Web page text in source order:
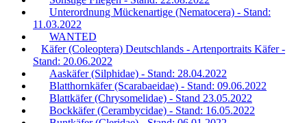
Unterordnung Mückenartige (Nematocera) - Stand:
11.03.2022
WANTED
Käfer (Coleoptera) Deutschlands - Artenportraits Käfer -
Stand: 20.06.2022
Aaskäfer (Silphidae) - Stand: 28.04.2022
Blatthornkäfer (Scarabaeidae) - Stand: 09.06.2022
Blattkäfer (Chrysomelidae) - Stand 23.05.2022
Bockkäfer (Cerambycidae) - Stand: 16.05.2022